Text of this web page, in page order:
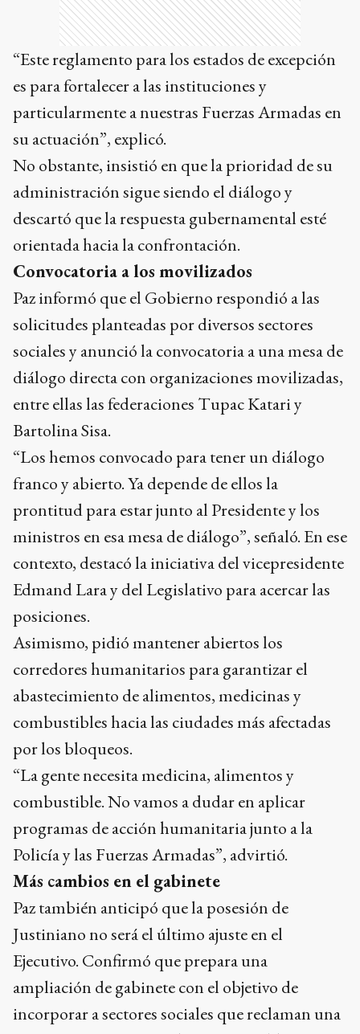
“Este reglamento para los estados de excepción
es para fortalecer a las instituciones y
particularmente a nuestras Fuerzas Armadas en
su actuación”, explicó.
No obstante, insistió en que la prioridad de su
administración sigue siendo el diálogo y
descartó que la respuesta gubernamental esté
orientada hacia la confrontación.
Convocatoria a los movilizados
Paz informó que el Gobierno respondió a las
solicitudes planteadas por diversos sectores
sociales y anunció la convocatoria a una mesa de
diálogo directa con organizaciones movilizadas,
entre ellas las federaciones Tupac Katari y
Bartolina Sisa.
“Los hemos convocado para tener un diálogo
franco y abierto. Ya depende de ellos la
prontitud para estar junto al Presidente y los
ministros en esa mesa de diálogo”, señaló. En ese
contexto, destacó la iniciativa del vicepresidente
Edmand Lara y del Legislativo para acercar las
posiciones.
Asimismo, pidió mantener abiertos los
corredores humanitarios para garantizar el
abastecimiento de alimentos, medicinas y
combustibles hacia las ciudades más afectadas
por los bloqueos.
“La gente necesita medicina, alimentos y
combustible. No vamos a dudar en aplicar
programas de acción humanitaria junto a la
Policía y las Fuerzas Armadas”, advirtió.
Más cambios en el gabinete
Paz también anticipó que la posesión de
Justiniano no será el último ajuste en el
Ejecutivo. Confirmó que prepara una
ampliación de gabinete con el objetivo de
incorporar a sectores sociales que reclaman una